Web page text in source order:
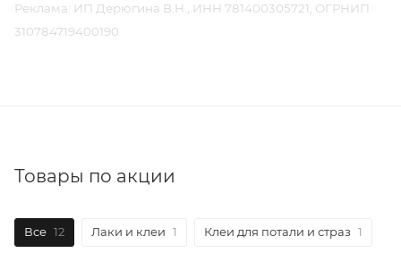
Реклама: ИП Дерюгина В.Н., ИНН 781400305721, ОГРНИП
310784719400190
Товары по акции
Все 12 Лаки и клеи 1 Клеи для потали и страз 1